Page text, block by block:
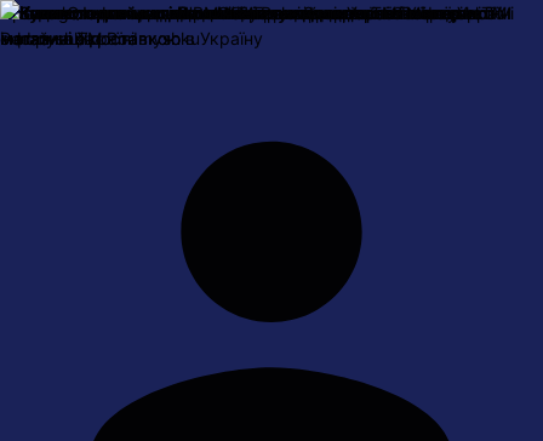
Про насОплата і доставкаОбмін та поверненняКонтактна
інформація